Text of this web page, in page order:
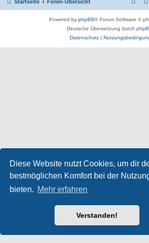
Diese Website nutzt Cookies, um dir
bestmöglichen Komfort bei der
bieten. Mehr erfahren
Verstanden!
Startseite Foren-Übersicht
Powered by phpBB® Forum Software ©
Deutsche Übersetzung durch
Datenschutz|